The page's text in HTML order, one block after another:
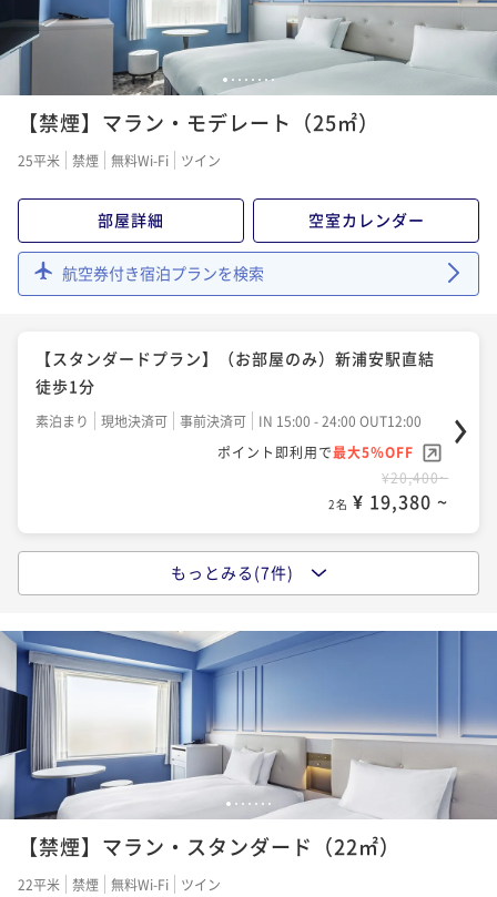
1 2 3 4 5 678
【禁煙】マラン・モデレート（25㎡）
25平米 禁煙 無料Wi-Fi ツイン
部屋詳細 空室カレンダー
航空券付き宿泊プランを検索
【スタンダードプラン】（お部屋のみ）新浦安駅直結
徒歩1分
素泊まり 現地決済可 事前決済可
IN 15:00 - 24:00 OUT12:00
ポイント即利用で最大5％OFF
¥20,400~
2名 ¥ 19,380 ~
【早期割】（お部屋のみ）迷ったらこのプランで決ま
素泊まり 事前決済可
IN 15:00 - 24:00 OUT12:00
ポイント即利用で
2名 ¥ 23,085 ~
【スタンダードプラン】（朝食付）新浦安駅直結徒歩1
分
もっとみる(7件)
1 2 3 4 5 6 7
【禁煙】マラン・スタンダード（22㎡）
22平米 禁煙 無料Wi-Fi ツイン